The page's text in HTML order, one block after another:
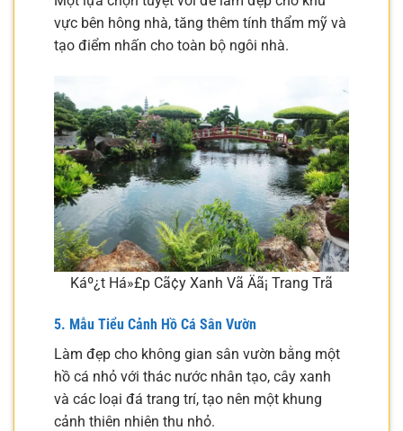
vực bên hông nhà, tăng thêm tính thẩm mỹ và
tạo điểm nhấn cho toàn bộ ngôi nhà.
Káº¿t Há»£p Cã¢y Xanh Vã Äã¡ Trang Trã­
5. Mẫu Tiểu Cảnh Hồ Cá Sân Vườn
Làm đẹp cho không gian sân vườn bằng một
hồ cá nhỏ với thác nước nhân tạo, cây xanh
và các loại đá trang trí, tạo nên một khung
cảnh thiên nhiên thu nhỏ.